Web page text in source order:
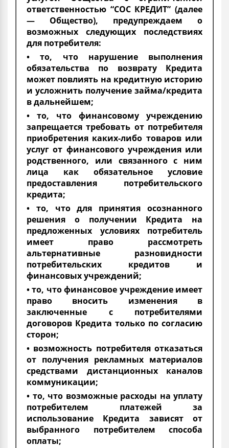
ответственностью “СОС КРЕДИТ” (далее
— Общество), предупреждаем о
возможных следующих последствиях
для потребителя:
• то, что нарушение выполнения
обязательства по возврату Кредита
может повлиять на кредитную историю
и усложнить получение займа/кредита
в дальнейшем;
• то, что финансовому учреждению
запрещается требовать от потребителя
приобретения каких-либо товаров или
услуг от финансового учреждения или
родственного, или связанного с ним
лица как обязательное условие
предоставления потребительского
кредита;
• то, что для принятия осознанного
решения о получении Кредита на
предложенных условиях потребитель
имеет право рассмотреть
альтернативные разновидности
потребительских кредитов и
финансовых учреждений;
• то, что финансовое учреждение имеет
право вносить изменения в
заключенные с потребителями
договоров Кредита только по согласию
сторон;
• возможность потребителя отказаться
от получения рекламных материалов
средствами дистанционных каналов
коммуникации;
• то, что возможные расходы на уплату
потребителем платежей за
использование Кредита зависят от
выбранного потребителем способа
оплаты;